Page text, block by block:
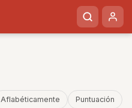
Aflabéticamente Puntuación